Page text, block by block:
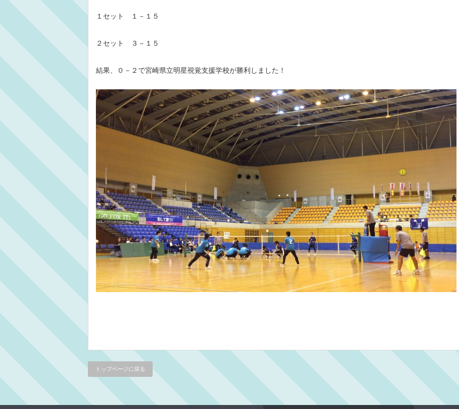
１セット １－１５
２セット ３－１５
結果、０－２で宮崎県立明星視覚支援学校が勝利しました！
トップページに戻る